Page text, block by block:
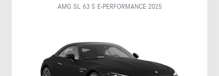
AMG SL 63 S E-PERFORMANCE 2025